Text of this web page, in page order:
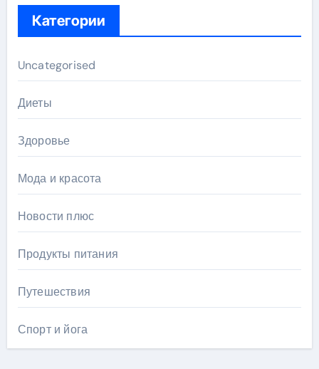
Категории
Uncategorised
Диеты
Здоровье
Мода и красота
Новости плюс
Продукты питания
Путешествия
Спорт и йога